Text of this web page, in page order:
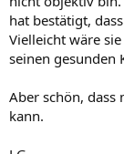
hat bestätigt,
Vielleicht wäre
seinen gesunden
Aber schön,
kann.